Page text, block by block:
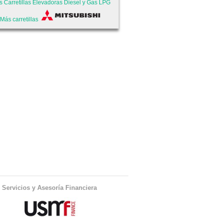
Carretillas Elevadoras Diesel y Gas LPG
Más carretillas
Servicios y Asesoría Financiera